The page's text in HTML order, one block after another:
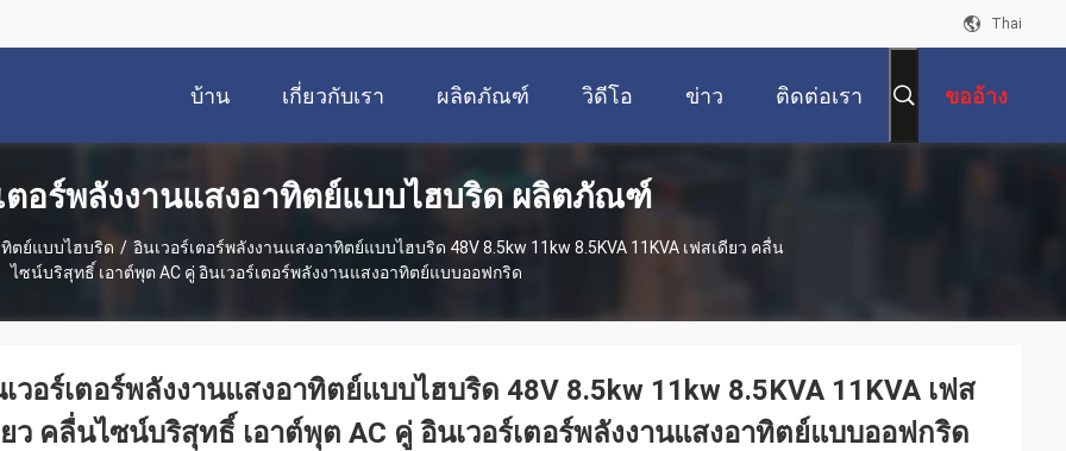
Thai
บ้าน เกี่ยวกับเรา ผลิตภัณฑ์ วิดีโอ ข่าว ติดต่อเรา ขออ้าง
ตอร์พลังงานแสงอาทิตย์แบบไฮบริด ผลิตภัณฑ์
ทิตย์แบบไฮบริด / อินเวอร์เตอร์พลังงานแสงอาทิตย์แบบไฮบริด 48V 8.5kw 11kw 8.5KVA 11KVA เฟสเดียว คลื่น
ไซน์บริสุทธิ์ เอาต์พุต AC คู่ อินเวอร์เตอร์พลังงานแสงอาทิตย์แบบออฟกริด
วอร์เตอร์พลังงานแสงอาทิตย์แบบไฮบริด 48V 8.5kw 11kw 8.5KVA 11KVA เฟส
ว คลื่นไซน์บริสุทธิ์ เอาต์พุต AC คู่ อินเวอร์เตอร์พลังงานแสงอาทิตย์แบบออฟกริด